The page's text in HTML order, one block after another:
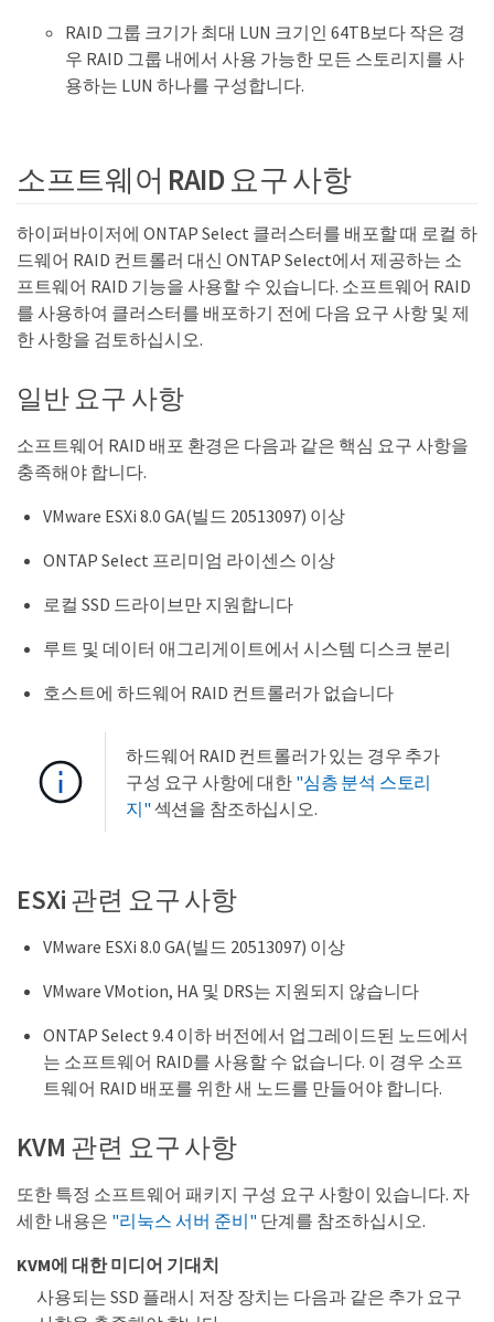
RAID 그룹 크기가 최대 LUN 크기인 64TB보다 작은 경
우 RAID 그룹 내에서 사용 가능한 모든 스토리지를 사
용하는 LUN 하나를 구성합니다.
소프트웨어 RAID 요구 사항
하이퍼바이저에 ONTAP Select 클러스터를 배포할 때 로컬 하
드웨어 RAID 컨트롤러 대신 ONTAP Select에서 제공하는 소
프트웨어 RAID 기능을 사용할 수 있습니다. 소프트웨어 RAID
를 사용하여 클러스터를 배포하기 전에 다음 요구 사항 및 제
한 사항을 검토하십시오.
일반 요구 사항
소프트웨어 RAID 배포 환경은 다음과 같은 핵심 요구 사항을
충족해야 합니다.
VMware ESXi 8.0 GA(빌드 20513097) 이상
ONTAP Select 프리미엄 라이센스 이상
로컬 SSD 드라이브만 지원합니다
루트 및 데이터 애그리게이트에서 시스템 디스크 분리
호스트에 하드웨어 RAID 컨트롤러가 없습니다
하드웨어 RAID 컨트롤러가 있는 경우 추가
구성 요구 사항에 대한 "심층 분석 스토리
지" 섹션을 참조하십시오.
ESXi 관련 요구 사항
VMware ESXi 8.0 GA(빌드 20513097) 이상
VMware VMotion, HA 및 DRS는 지원되지 않습니다
ONTAP Select 9.4 이하 버전에서 업그레이드된 노드에서
는 소프트웨어 RAID를 사용할 수 없습니다. 이 경우 소프
트웨어 RAID 배포를 위한 새 노드를 만들어야 합니다.
KVM 관련 요구 사항
또한 특정 소프트웨어 패키지 구성 요구 사항이 있습니다. 자
세한 내용은 "리눅스 서버 준비" 단계를 참조하십시오.
KVM에 대한 미디어 기대치
사용되는 SSD 플래시 저장 장치는 다음과 같은 추가 요구